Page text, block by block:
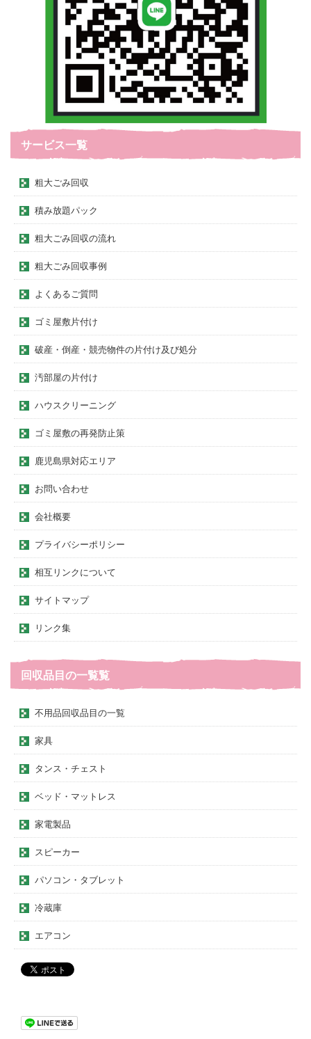
サービス一覧
粗大ごみ回収
積み放題パック
粗大ごみ回収の流れ
粗大ごみ回収事例
よくあるご質問
ゴミ屋敷片付け
破産・倒産・競売物件の片付け及び処分
汚部屋の片付け
ハウスクリーニング
ゴミ屋敷の再発防止策
鹿児島県対応エリア
お問い合わせ
会社概要
プライバシーポリシー
相互リンクについて
サイトマップ
リンク集
回収品目の一覧覧
不用品回収品目の一覧
家具
タンス・チェスト
ベッド・マットレス
家電製品
スピーカー
パソコン・タブレット
冷蔵庫
エアコン